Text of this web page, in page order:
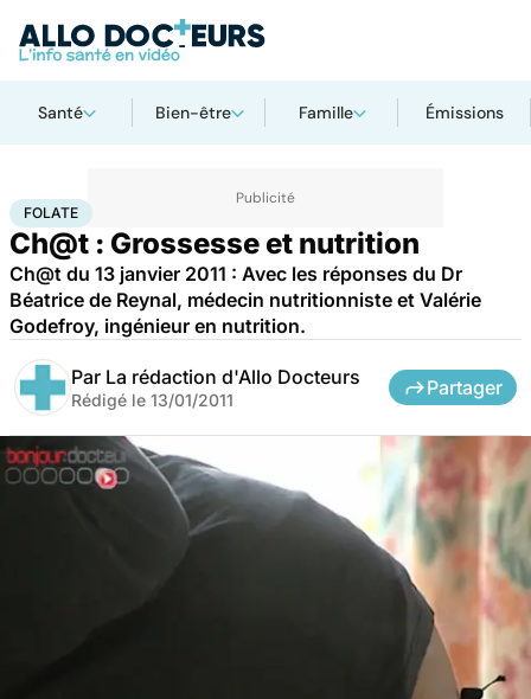
Santé Bien-être Famille Émissions
AccueilSanté
FOLATE
Ch@t : Grossesse et nutrition
Ch@t du 13 janvier 2011 : Avec les réponses du Dr
Béatrice de Reynal, médecin nutritionniste et Valérie
Godefroy, ingénieur en nutrition.
Par La rédaction d'Allo Docteurs
Rédigé le 13/01/2011
Partager